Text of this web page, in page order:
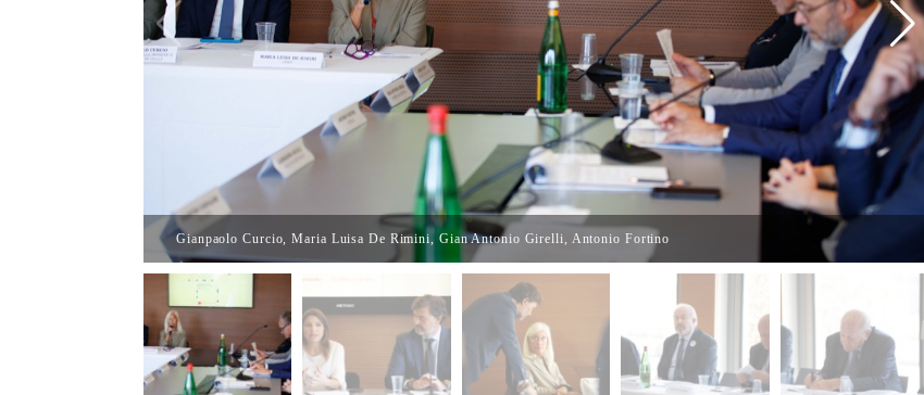
Gianpaolo Curcio, Maria Luisa De Rimini, Gian Antonio Girelli, Antonio Fortino